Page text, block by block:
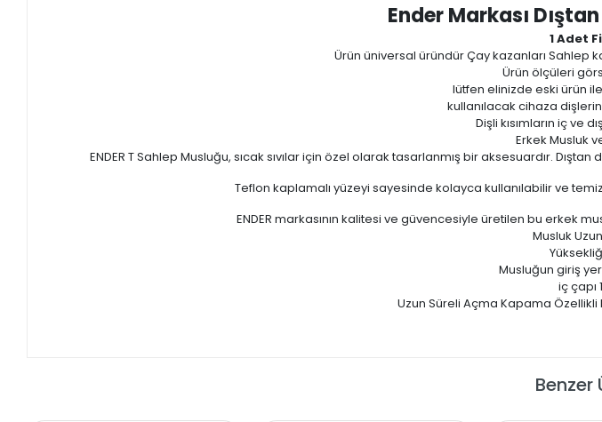
Ender Markası
1 Adet
Ürün üniversal üründür Çay kazanları Sahlep
Ürün ölçüleri
lütfen elinizde eski ürün ile
kullanılacak cihaza
Dişli kısımların iç ve
Erkek Musluk
ENDER T Sahlep Musluğu, sıcak sıvılar için özel olarak tasarlanmış bir aksesuardır.
Teflon kaplamalı yüzeyi sayesinde kolayca kullanılabilir ve
ENDER markasının kalitesi ve güvencesiyle üretilen bu erkek
Musluk
Musluğun giriş
iç çapı
Uzun Süreli Açma Kapama Özellikli
Benzer